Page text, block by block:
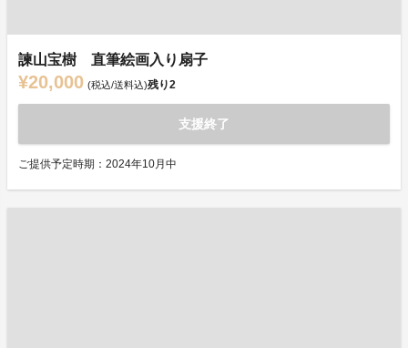
諫山宝樹 直筆絵画入り扇子
¥20,000 (税込/送料込)残り2
支援終了
ご提供予定時期：2024年10月中